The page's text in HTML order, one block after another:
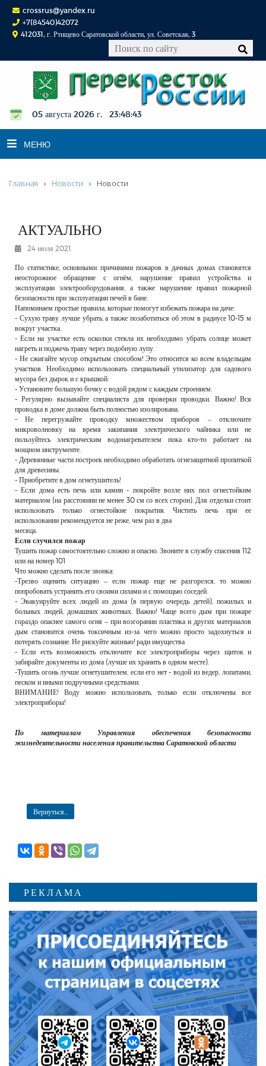
crossrus@yandex.ru
+7(84540)42072
412031, г. Ртищево Саратовской области, ул. Советская, 3
05 августа 2026 г. 23:48:44
МЕНЮ
НОВОСТИ
К СВЕДЕНИЮ
РЕКЛАМОДАТЕЛЯМ
ОБЪЯВЛЕНИЯ
КОНТАКТЫ
Главная Новости Новости
АКТУАЛЬНО
24 июля 2021
По статистике, основными причинами пожаров в дачных домах становятся
неосторожное обращение с огнём, нарушение правил устройства и
эксплуатации электрооборудования, а также нарушение правил пожарной
безопасности при эксплуатации печей в бане.
Напоминаем простые правила, которые помогут избежать пожара на даче:
- Сухую траву лучше убрать, а также позаботиться об этом в радиусе 10-15 м
вокруг участка.
- Если на участке есть осколки стекла их необходимо убрать солнце может
нагреть и поджечь траву через подобную лупу.
- Не сжигайте мусор открытым способом! Это относится ко всем владельцам
участков. Необходимо использовать специальный утилизатор для садового
мусора без дырок и с крышкой.
- Установите большую бочку с водой рядом с каждым строением.
- Регулярно вызывайте специалиста для проверки проводки. Важно! Вся
проводка в доме должна быть полностью изолирована.
- Не перегружайте проводку множеством приборов – отключите
микроволновку на время закипания электрического чайника или не
пользуйтесь электрическим водонагревателем пока кто-то работает на
мощном инструменте.
- Деревянные части построек необходимо обработать огнезащитной пропиткой
для древесины.
- Приобретите в дом огнетушитель!
- Если дома есть печь или камин - покройте возле них пол огнестойким
материалом (на расстоянии не менее 30 см со всех сторон). Для отделки стоит
использовать только огнестойкие покрытия. Чистить печь при ее
использовании рекомендуется не реже, чем раз в два
месяца.
Если случился пожар
Тушить пожар самостоятельно сложно и опасно. Звоните в службу спасения 112
или на номер 101
Что можно сделать после звонка:
-Трезво оценить ситуацию – если пожар еще не разгорелся, то можно
попробовать устранить его своими силами и с помощью соседей.
- Эвакуируйте всех людей из дома (в первую очередь детей), пожилых и
больных людей, домашних животных. Важно! Чаще всего дым при пожаре
гораздо опаснее самого огня – при возгорании пластика и других материалов
дым становится очень токсичным из-за чего можно просто задохнуться и
потерять сознание. Не рискуйте жизнью! ради имущества
- Если есть возможность отключите все электроприборы через щиток и
забирайте документы из дома (лучше их хранить в одном месте).
-Тушить огонь лучше огнетушителем, если его нет - водой из ведер, лопатами,
песком и иными подручными средствами.
ВНИМАНИЕ! Воду можно использовать, только если отключены все
электроприборы!
По материалам Управления обеспечения безопасности
жизнедеятельности населения правительства Саратовской области
Вернуться...
РЕКЛАМА